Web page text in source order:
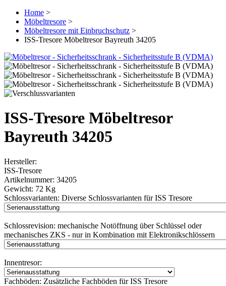
Home >
Möbeltresore >
Möbeltresore mit Einbruchschutz >
ISS-Tresore Möbeltresor Bayreuth 34205
ISS-Tresore Möbeltresor
Bayreuth 34205
Hersteller:
ISS-Tresore
Artikelnummer: 34205
Gewicht: 72 Kg
Schlossvarianten: Diverse Schlossvarianten für ISS Tresore
Schlossrevision: mechanische Notöffnung über Schlüssel oder
mechanisches ZKS - nur in Kombination mit Elektronikschlössern
Innentresor:
Fachböden: Zusätzliche Fachböden für ISS Tresore